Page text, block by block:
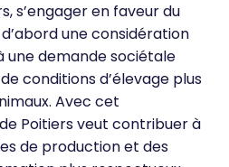
s’engager en faveur du
une considération
une demande sociétale
conditions d’élevage plus
Avec cet
Poitiers veut contribuer à
de production et des